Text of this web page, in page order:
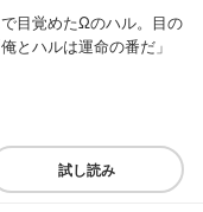
目覚めたΩのハル。目の
とハルは運命の番だ」
試し読み